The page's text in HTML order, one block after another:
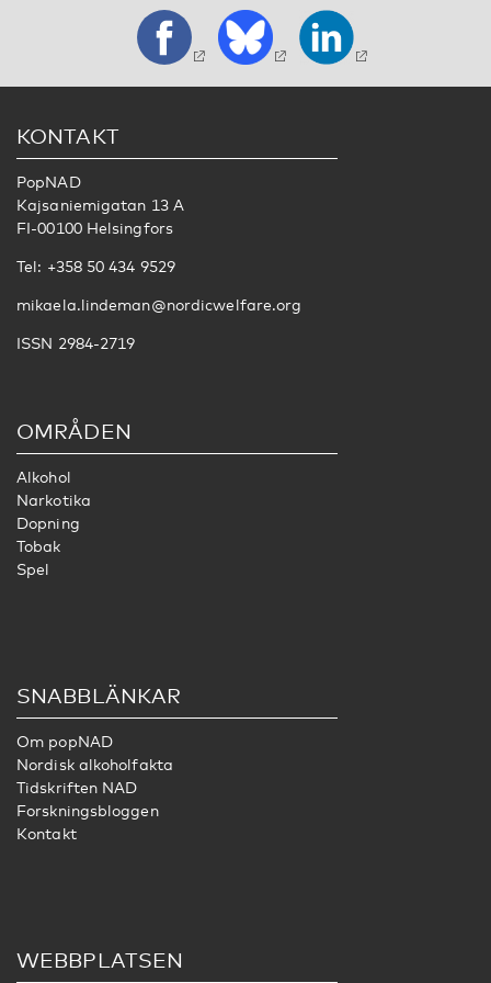
KONTAKT
PopNAD
Kajsaniemigatan 13 A
FI-00100 Helsingfors
Tel: +358 50 434 9529
mikaela.lindeman@nordicwelfare.org
ISSN 2984-2719
OMRÅDEN
Alkohol
Narkotika
Dopning
Tobak
Spel
SNABBLÄNKAR
Om popNAD
Nordisk alkoholfakta
Tidskriften NAD
Forskningsbloggen
Kontakt
WEBBPLATSEN